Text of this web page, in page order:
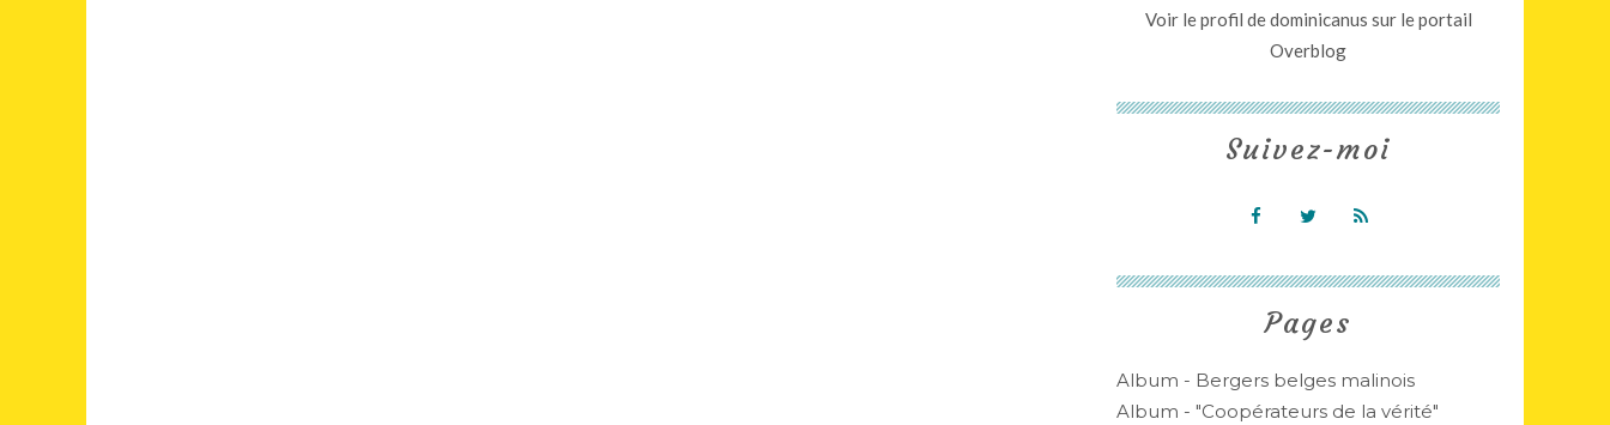
Pages
Album - Bergers belges malinois
Album - "Coopérateurs de la vérité"
Voir le profil dedominicanus sur le portail
Overblog
Suivez-moi